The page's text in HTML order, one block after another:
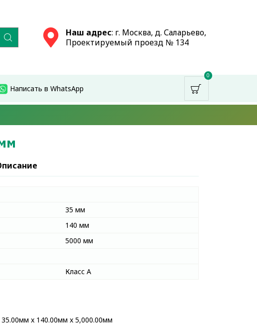
Наш адрес: г. Москва, д. Саларьево,
Проектируемый проезд № 134
Написать в WhatsApp
0
35 мм
140 мм
5000 мм
Класс А
35.00мм x 140.00мм x 5,000.00мм